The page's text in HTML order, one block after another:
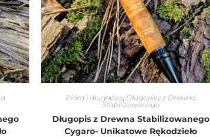
Pióra i długopisy, Długopisy z Drewna
Stabilizowanego
Długopis z Drewna Stabilizowanego
Cygaro- Unikatowe Rękodzieło